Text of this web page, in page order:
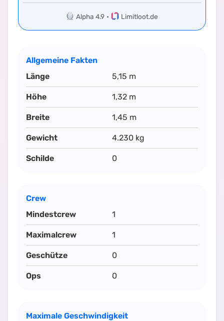
Alpha 4.9 • Limitloot.de
Allgemeine Fakten
Länge
5,15 m
Höhe 1,32 m
Breite 1,45 m
Gewicht 4.230 kg
Schilde 0
Crew
Mindestcrew
1
Maximalcrew 1
Geschütze 0
Ops 0
Maximale Geschwindigkeit